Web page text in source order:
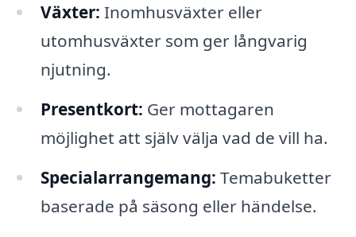
Växter: Inomhusväxter eller
utomhusväxter som ger långvarig
njutning.
Presentkort: Ger mottagaren
möjlighet att själv välja vad de vill ha.
Specialarrangemang: Temabuketter
baserade på säsong eller händelse.